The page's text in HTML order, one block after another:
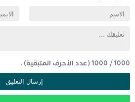
1000
/
1000(عدد الأحرف المتبقية) .